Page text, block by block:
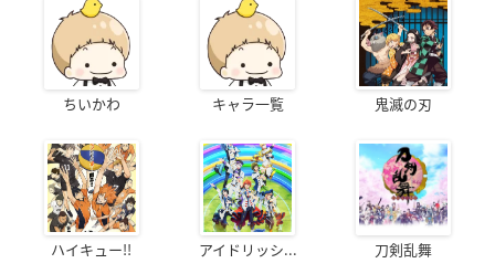
ちいかわ キャラ一覧 鬼滅の刃
ハイキュー!! アイドリッシ... 刀剣乱舞